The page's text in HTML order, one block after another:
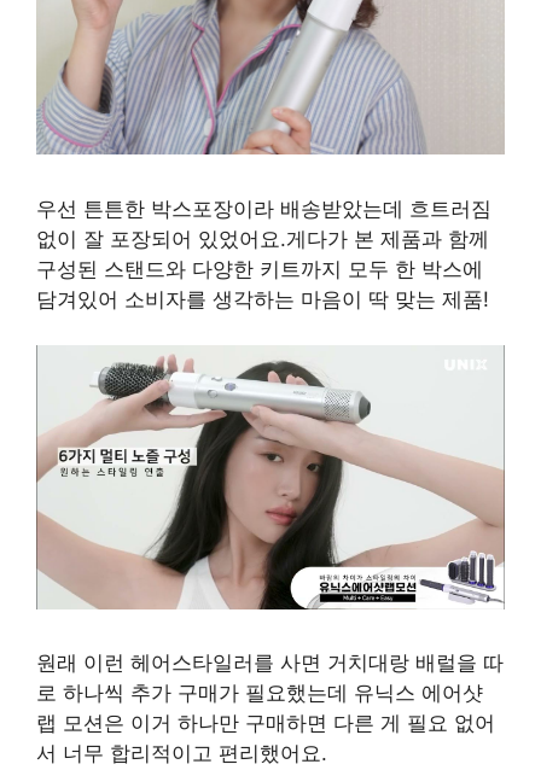
우선 튼튼한 박스포장이라 배송받았는데 흐트러짐
없이 잘 포장되어 있었어요.게다가 본 제품과 함께
구성된 스탠드와 다양한 키트까지 모두 한 박스에
담겨있어 소비자를 생각하는 마음이 딱 맞는 제품!
원래 이런 헤어스타일러를 사면 거치대랑 배럴을 따
로 하나씩 추가 구매가 필요했는데 유닉스 에어샷
랩 모션은 이거 하나만 구매하면 다른 게 필요 없어
서 너무 합리적이고 편리했어요.